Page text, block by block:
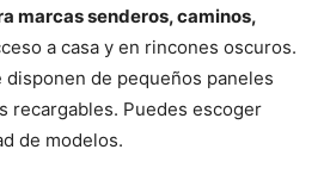
marcas senderos, caminos,
a casa y en rincones oscuros.
disponen de pequeños paneles
recargables. Puedes escoger
de modelos.